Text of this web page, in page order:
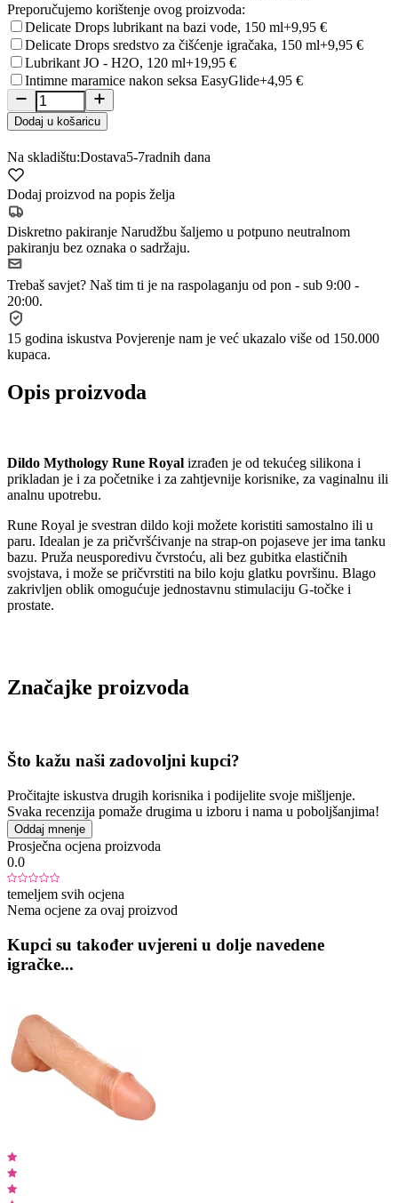
Preporučujemo korištenje ovog proizvoda:
Delicate Drops lubrikant na bazi vode, 150 ml+9,95 €
Delicate Drops sredstvo za čišćenje igračaka, 150 ml+9,95 €
Lubrikant JO - H2O, 120 ml+19,95 €
Intimne maramice nakon seksa EasyGlide+4,95 €
Dodaj u košaricu
Na skladištu:Dostava5-7radnih dana
Dodaj proizvod na popis želja
Diskretno pakiranje Narudžbu šaljemo u potpuno neutralnom
pakiranju bez oznaka o sadržaju.
Trebaš savjet? Naš tim ti je na raspolaganju od pon - sub 9:00 -
20:00.
15 godina iskustva Povjerenje nam je već ukazalo više od 150.000
kupaca.
Opis proizvoda
Dildo Mythology Rune Royal izrađen je od tekućeg silikona i
prikladan je i za početnike i za zahtjevnije korisnike, za vaginalnu ili
analnu upotrebu.
Rune Royal je svestran dildo koji možete koristiti samostalno ili u
paru. Idealan je za pričvršćivanje na strap-on pojaseve jer ima tanku
bazu. Pruža neusporedivu čvrstoću, ali bez gubitka elastičnih
svojstava, i može se pričvrstiti na bilo koju glatku površinu. Blago
zakrivljen oblik omogućuje jednostavnu stimulaciju G-točke i
prostate.
Značajke proizvoda
Što kažu naši zadovoljni kupci?
Pročitajte iskustva drugih korisnika i podijelite svoje mišljenje.
Svaka recenzija pomaže drugima u izboru i nama u poboljšanjima!
Oddaj mnenje
Prosječna ocjena proizvoda
0.0
temeljem svih ocjena
Nema ocjene za ovaj proizvod
Kupci su također uvjereni u dolje navedene
igračke...